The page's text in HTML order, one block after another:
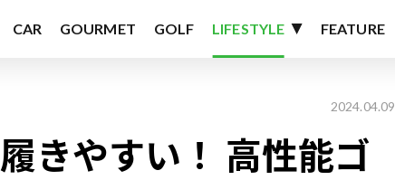
CAR GOURMET GOLF LIFESTYLE FEATURE
2024.04.09
きやすい！ 高性能ゴ